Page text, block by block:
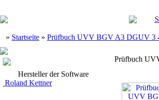
» Startseite » Prüfbuch UVV BGV A3 DGUV 3
Hersteller der Software
Roland Kettner
Prüfbuch